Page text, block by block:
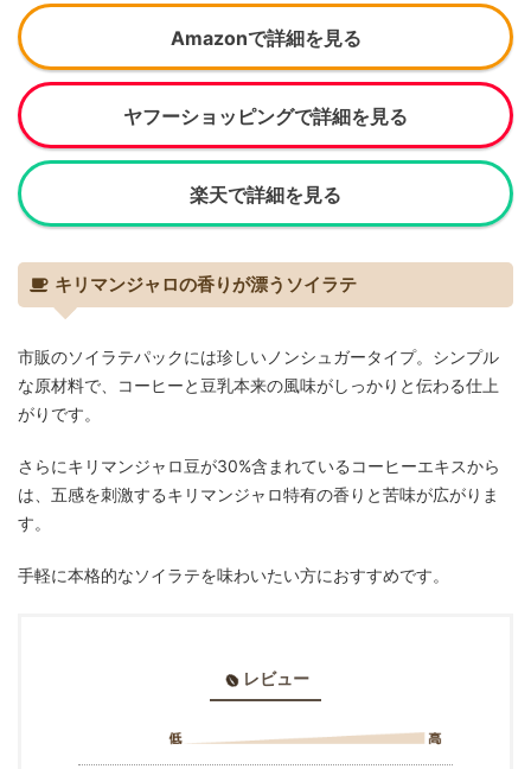
Amazonで詳細を見る
ヤフーショッピングで詳細を見る
楽天で詳細を見る
キリマンジャロの香りが漂うソイラテ
市販のソイラテパックには珍しいノンシュガータイプ。シンプル
な原材料で、コーヒーと豆乳本来の風味がしっかりと伝わる仕上
がりです。
さらにキリマンジャロ豆が30%含まれているコーヒーエキスから
は、五感を刺激するキリマンジャロ特有の香りと苦味が広がりま
す。
手軽に本格的なソイラテを味わいたい方におすすめです。
レビュー